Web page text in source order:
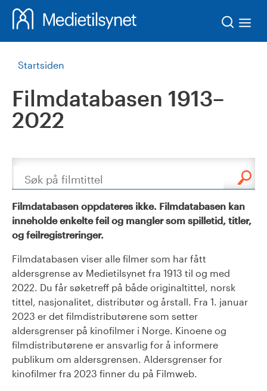
Startsiden
Filmdatabasen 1913–
2022
Søk
Filmdatabasen oppdateres ikke. Filmdatabasen kan
inneholde enkelte feil og mangler som spilletid, titler,
og feilregistreringer.
Filmdatabasen viser alle filmer som har fått
aldersgrense av Medietilsynet fra 1913 til og med
2022. Du får søketreff på både originaltittel, norsk
tittel, nasjonalitet, distributør og årstall. Fra 1. januar
2023 er det filmdistributørene som setter
aldersgrenser på kinofilmer i Norge. Kinoene og
filmdistributørene er ansvarlig for å informere
publikum om aldersgrensen. Aldersgrenser for
kinofilmer fra 2023 finner du på Filmweb.